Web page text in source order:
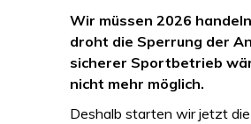
Wir müssen 2026
droht die Sperrung der
sicherer Sportbetrieb
nicht mehr möglich.
Deshalb starten wir jetzt